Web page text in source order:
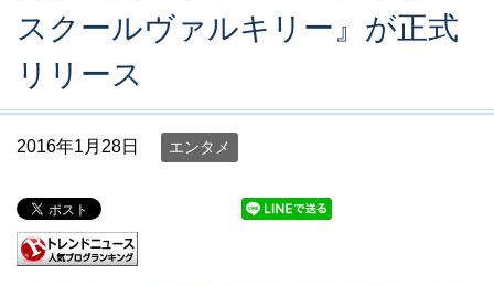
スクールヴァルキリー』が正式
リリース
2016年1月28日 エンタメ